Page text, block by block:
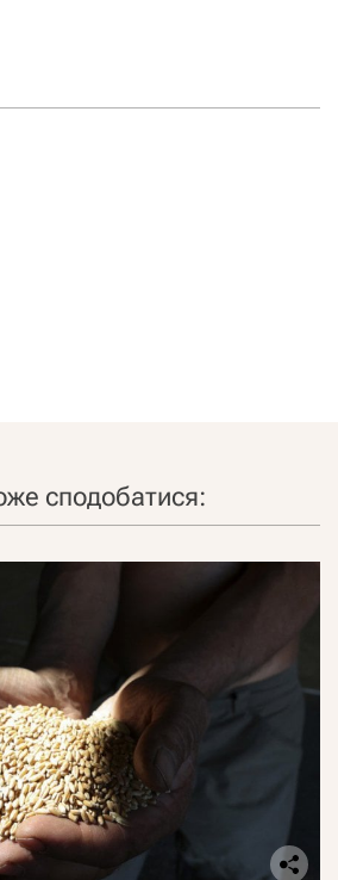
сподобатися: